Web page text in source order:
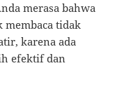
merasa bahwa
tidak
karena ada
efektif dan